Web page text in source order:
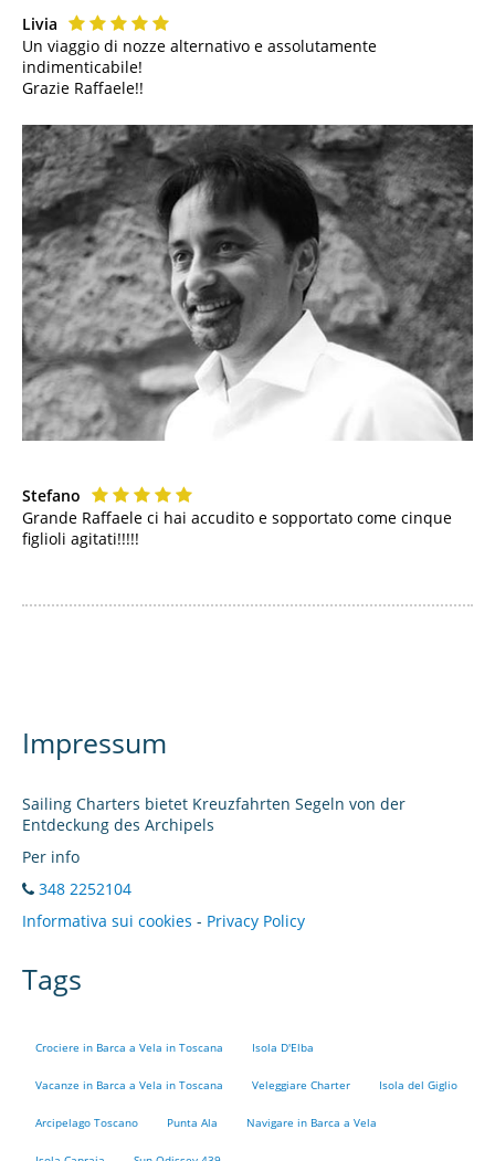
Livia
Un viaggio di nozze alternativo e assolutamente
indimenticabile!
Grazie Raffaele!!
Stefano
Grande Raffaele ci hai accudito e sopportato come cinque
figlioli agitati!!!!!
Impressum
Sailing Charters bietet Kreuzfahrten Segeln von der
Entdeckung des Archipels
Per info
348 2252104
Informativa sui cookies - Privacy Policy
Tags
Crociere in Barca a Vela in Toscana Isola D'Elba
Vacanze in Barca a Vela in Toscana Veleggiare Charter Isola del Giglio
Arcipelago Toscano Punta Ala Navigare in Barca a Vela